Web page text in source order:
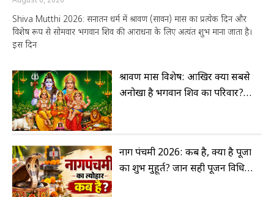
सकती है पैसों की तंगी
Shiva Mutthi 2026: सनातन धर्म में श्रावण (सावन) मास का प्रत्येक दिन और
विशेष रूप से सोमवार भगवान शिव की आराधना के लिए अत्यंत शुभ माना जाता है।
इस दिन
श्रावण मास विशेष: आखिर क्यों सबसे
अनोखा है भगवान शिव का परिवार?
नाग पंचमी 2026: कब है, क्या है पूजा
का शुभ मुहूर्त? जानें सही पूजन विधि